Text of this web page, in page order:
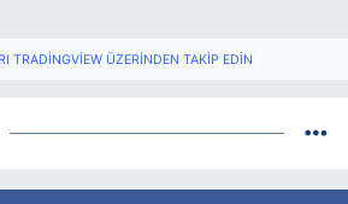
TRADINGVIEW ÜZERINDEN TAKIP EDIN